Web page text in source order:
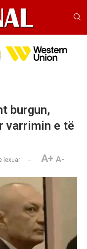
burgun,
varrimin e të
lexuar A+ A-